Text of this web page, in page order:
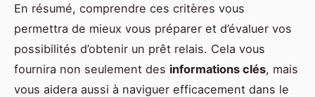
En résumé, comprendre ces critères vous
permettra de mieux vous préparer et d’évaluer vos
possibilités d’obtenir un prêt relais. Cela vous
fournira non seulement des informations clés, mais
vous aidera aussi à naviguer efficacement dans le